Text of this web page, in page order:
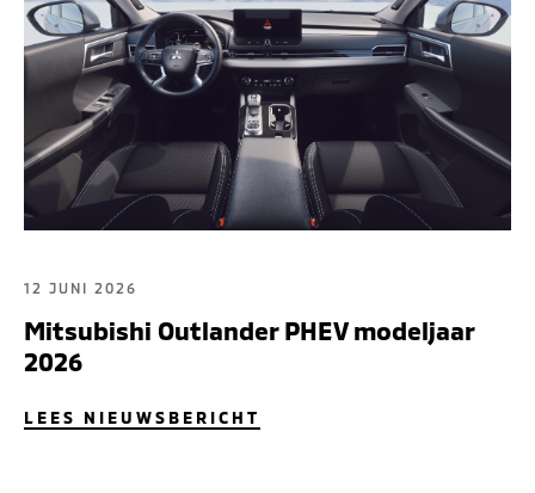
12 JUNI 2026
Mitsubishi Outlander PHEV modeljaar
2026
LEES NIEUWSBERICHT